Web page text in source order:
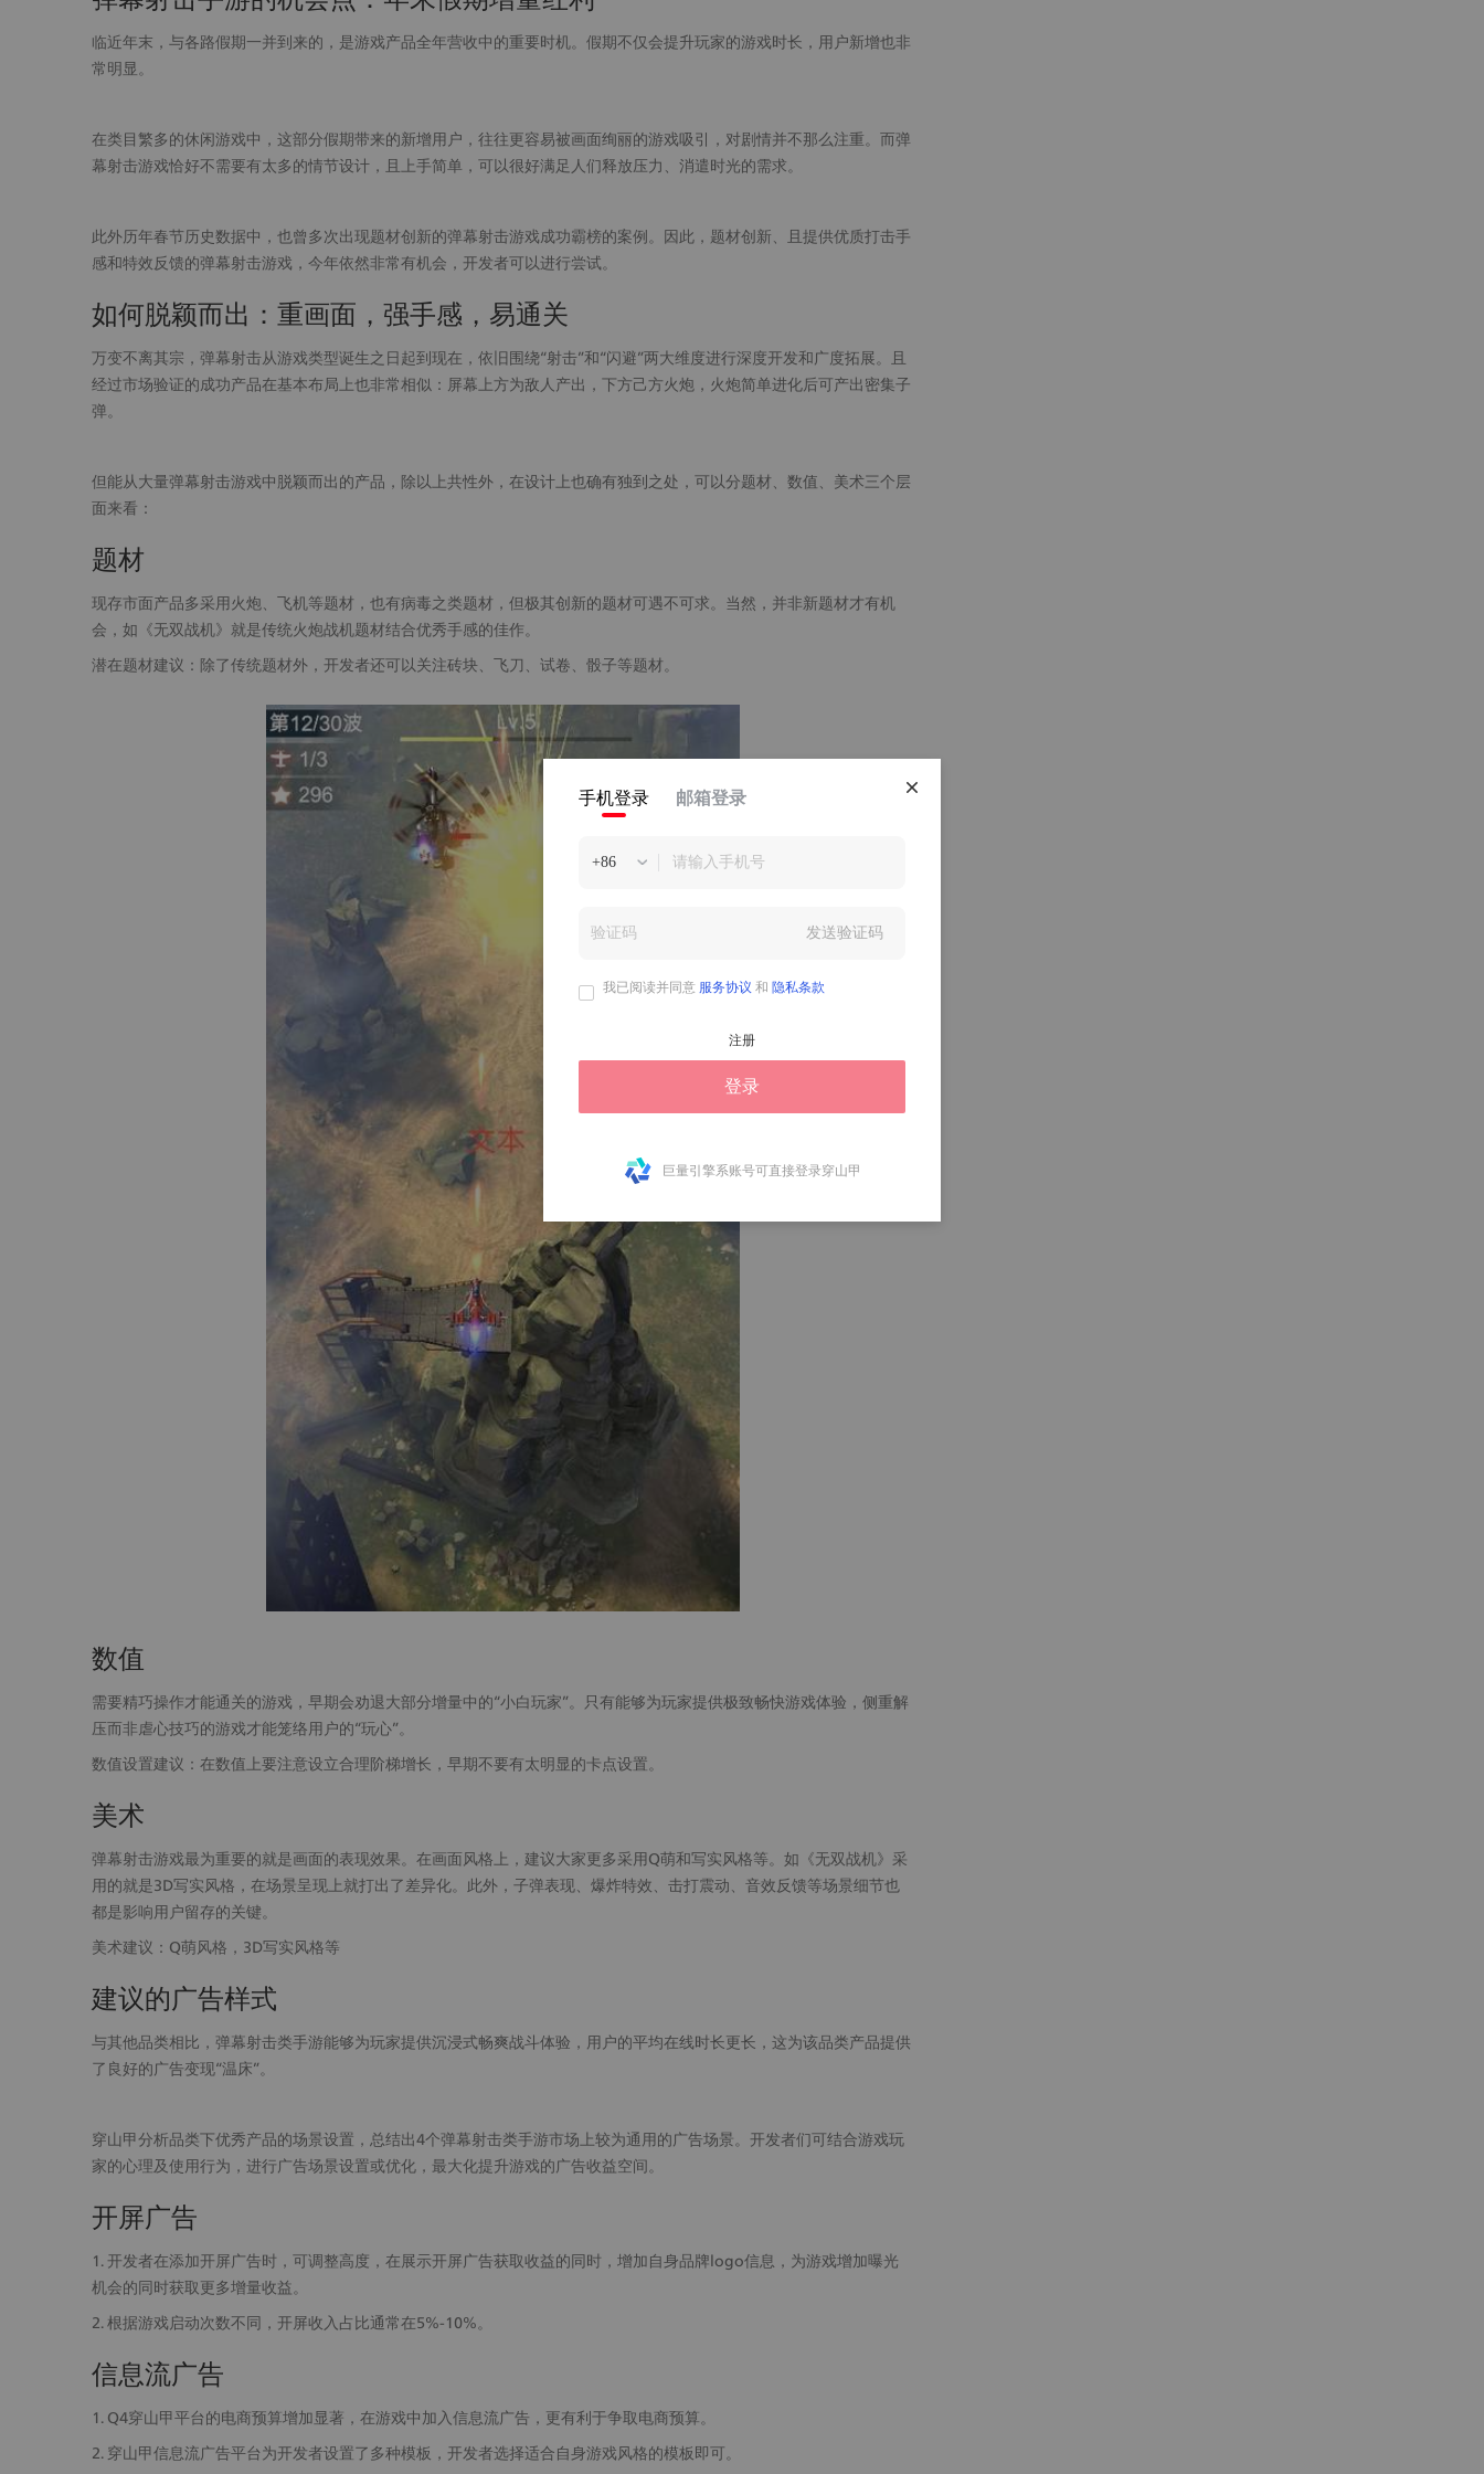
临近年末，与各路假期一并到来的，是游戏产品全年营收中的重要时机。假期不仅会提升玩家的游戏时长，用户新增也非
常明显。
在类目繁多的休闲游戏中，这部分假期带来的新增用户，往往更容易被画面绚丽的游戏吸引，对剧情并不那么注重。而弹
幕射击游戏恰好不需要有太多的情节设计，且上手简单，可以很好满足人们释放压力、消遣时光的需求。
此外历年春节历史数据中，也曾多次出现题材创新的弹幕射击游戏成功霸榜的案例。因此，题材创新、且提供优质打击手
感和特效反馈的弹幕射击游戏，今年依然非常有机会，开发者可以进行尝试。
如何脱颖而出：重画面，强手感，易通关
万变不离其宗，弹幕射击从游戏类型诞生之日起到现在，依旧围绕“射击”和“闪避”两大维度进行深度开发和广度拓展。且
经过市场验证的成功产品在基本布局上也非常相似：屏幕上方为敌人产出，下方己方火炮，火炮简单进化后可产出密集子
弹。
但能从大量弹幕射击游戏中脱颖而出的产品，除以上共性外，在设计上也确有独到之处，可以分题材、数值、美术三个层
面来看：
题材
现存市面产品多采用火炮、飞机等题材，也有病毒之类题材，但极其创新的题材可遇不可求。当然，并非新题材才有机
会，如《无双战机》就是传统火炮战机题材结合优秀手感的佳作。
潜在题材建议：除了传统题材外，开发者还可以关注砖块、飞刀、试卷、骰子等题材。
数值
需要精巧操作才能通关的游戏，早期会劝退大部分增量中的“小白玩家”。只有能够为玩家提供极致畅快游戏体验，侧重解
压而非虐心技巧的游戏才能笼络用户的“玩心”。
数值设置建议：在数值上要注意设立合理阶梯增长，早期不要有太明显的卡点设置。
美术
弹幕射击游戏最为重要的就是画面的表现效果。在画面风格上，建议大家更多采用Q萌和写实风格等。如《无双战机》采
用的就是3D写实风格，在场景呈现上就打出了差异化。此外，子弹表现、爆炸特效、击打震动、音效反馈等场景细节也
都是影响用户留存的关键。
美术建议：Q萌风格，3D写实风格等
建议的广告样式
与其他品类相比，弹幕射击类手游能够为玩家提供沉浸式畅爽战斗体验，用户的平均在线时长更长，这为该品类产品提供
了良好的广告变现“温床”。
穿山甲分析品类下优秀产品的场景设置，总结出4个弹幕射击类手游市场上较为通用的广告场景。开发者们可结合游戏玩
家的心理及使用行为，进行广告场景设置或优化，最大化提升游戏的广告收益空间。
开屏广告
1. 开发者在添加开屏广告时，可调整高度，在展示开屏广告获取收益的同时，增加自身品牌logo信息，为游戏增加曝光
机会的同时获取更多增量收益。
2. 根据游戏启动次数不同，开屏收入占比通常在5%-10%。
信息流广告
1. Q4穿山甲平台的电商预算增加显著，在游戏中加入信息流广告，更有利于争取电商预算。
2. 穿山甲信息流广告平台为开发者设置了多种模板，开发者选择适合自身游戏风格的模板即可。
手机登录 邮箱登录
+86
发送验证码
我已阅读并同意 服务协议 和 隐私条款
注册
登录